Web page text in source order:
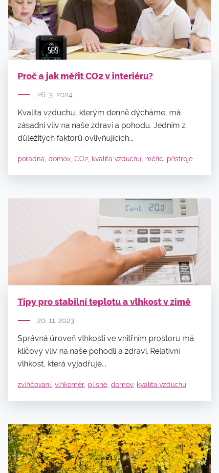
Proč a jak měřit CO2 v interiéru?
26. 3. 2024
Kvalita vzduchu, kterým denně dýcháme, má
zásadní vliv na naše zdraví a pohodu. Jedním z
důležitých faktorů ovlivňujících...
poradna domov CO2 kvalita vzduchu měřicí přístroje
Tipy pro stabilní teplotu a vlhkost v zimě
20. 11. 2023
Správná úroveň vlhkosti ve vnitřním prostoru má
klíčový vliv na naše pohodlí a zdraví. Relativní
vlhkost, která vyjadřuje...
zvlhčování vlhkoměr plísně domov kvalita vzduchu